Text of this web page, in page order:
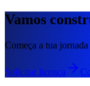
Vamos
Começa a tua
Solicitar licença